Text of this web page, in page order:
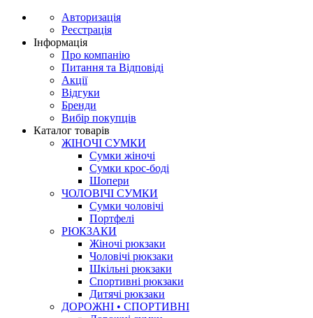
Авторизація
Реєстрація
Інформація
Про компанію
Питання та Відповіді
Акції
Відгуки
Бренди
Вибір покупців
Каталог товарів
ЖІНОЧІ СУМКИ
Сумки жіночі
Сумки крос-боді
Шопери
ЧОЛОВІЧІ СУМКИ
Сумки чоловічі
Портфелі
РЮКЗАКИ
Жіночі рюкзаки
Чоловічі рюкзаки
Шкільні рюкзаки
Спортивні рюкзаки
Дитячі рюкзаки
ДОРОЖНІ • СПОРТИВНІ